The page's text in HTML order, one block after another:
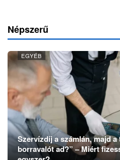
Népszerű
EGYÉB
Szervízdíj a számlán, majd
borravalót ad?” – Miért